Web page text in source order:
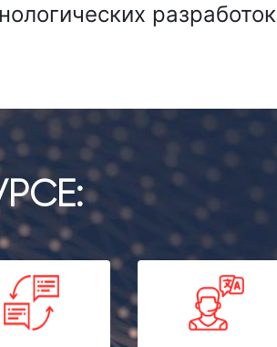
разработок